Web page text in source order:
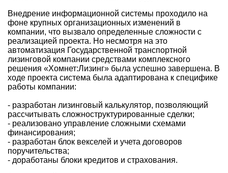
Внедрение информационной системы проходило на
фоне крупных организационных изменений в
компании, что вызвало определенные сложности с
реализацией проекта. Но несмотря на это
автоматизация Государственной транспортной
лизинговой компании средствами комплексного
решения «Хомнет:Лизинг» была успешно завершена. В
ходе проекта система была адаптирована к специфике
работы компании:
- разработан лизинговый калькулятор, позволяющий
рассчитывать сложноструктурированные сделки;
- реализовано управление сложными схемами
финансирования;
- разработан блок векселей и учета договоров
поручительства;
- доработаны блоки кредитов и страхования.